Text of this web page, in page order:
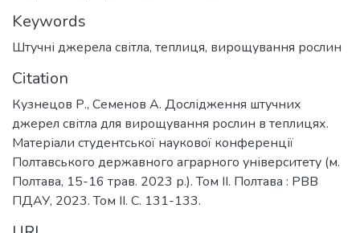
Keywords
Штучні джерела світла, теплиця, вирощування рослин
Citation
Кузнецов Р., Семенов А. Дослідження штучних
джерел світла для вирощування рослин в теплицях.
Матеріали студентської наукової конференції
Полтавського державного аграрного університету (м.
Полтава, 15-16 трав. 2023 р.). Том ІІ. Полтава : РВВ
ПДАУ, 2023. Том ІІ. С. 131-133.